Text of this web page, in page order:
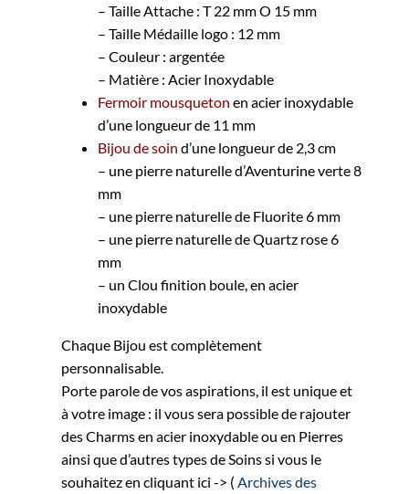
– Taille Attache : T 22 mm O 15 mm
– Taille Médaille logo : 12 mm
– Couleur : argentée
– Matière : Acier Inoxydable
Fermoir mousqueton en acier inoxydable
d’une longueur de 11 mm
Bijou de soin d’une longueur de 2,3 cm
– une pierre naturelle d’Aventurine verte 8
mm
– une pierre naturelle de Fluorite 6 mm
– une pierre naturelle de Quartz rose 6
mm
– un Clou finition boule, en acier
inoxydable
Chaque Bijou est complètement
personnalisable.
Porte parole de vos aspirations, il est unique et
à votre image : il vous sera possible de rajouter
des Charms en acier inoxydable ou en Pierres
ainsi que d’autres types de Soins si vous le
souhaitez en cliquant ici -> ( Archives des